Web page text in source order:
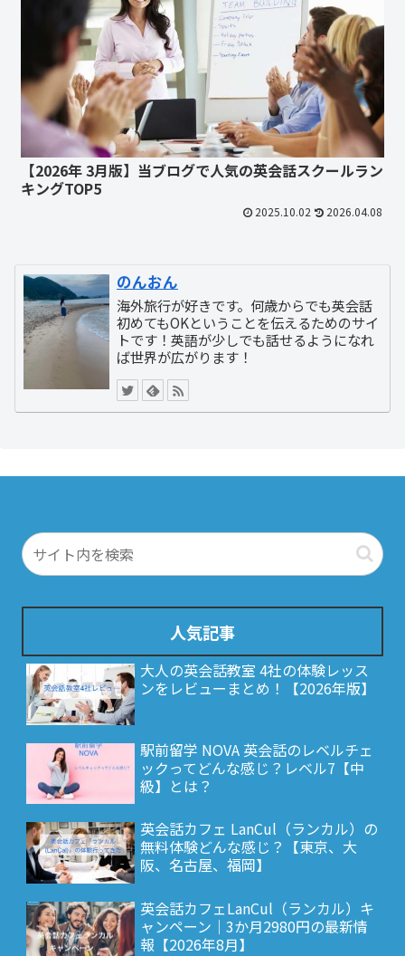
【2026年 3月版】当ブログで人気の英会話スクールラン
キングTOP5
2025.10.02 2026.04.08
のんおん
海外旅行が好きです。何歳からでも英会話
初めてもOKということを伝えるためのサイ
トです！英語が少しでも話せるようになれ
ば世界が広がります！
人気記事
大人の英会話教室 4社の体験レッス
ンをレビューまとめ！【2026年版】
駅前留学 NOVA 英会話のレベルチェ
ックってどんな感じ？レベル7【中
級】とは？
英会話カフェ LanCul（ランカル）の
無料体験どんな感じ？【東京、大
阪、名古屋、福岡】
英会話カフェLanCul（ランカル）キ
ャンペーン｜3か月2980円の最新情
報【2026年8月】